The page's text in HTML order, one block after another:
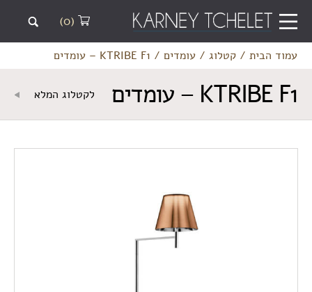
(0)
עמוד הבית/ קטלוג/ עומדים/ KTRIBE F1 – עומדים
KTRIBE F1 – עומדים לקטלוג המלא